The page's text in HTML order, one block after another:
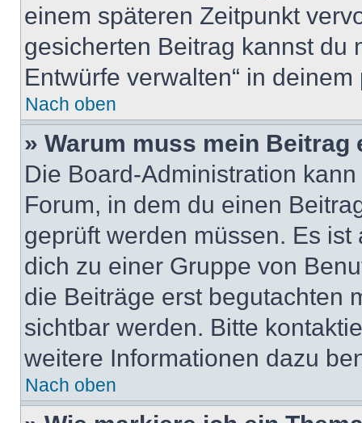
einem späteren Zeitpunkt
gesicherten Beitrag kannst du
Entwürfe verwalten“ in
Nach oben
» Warum muss mein
Die Board-Administration
Forum, in dem du einen
geprüft werden müssen. Es
dich zu einer Gruppe von
die Beiträge erst begutachten
sichtbar werden. Bitte
weitere Informationen dazu
Nach oben